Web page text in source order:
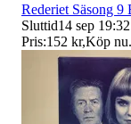
Rederiet Säsong
Sluttid14 sep 19:32
Pris:152 kr,Köp nu.